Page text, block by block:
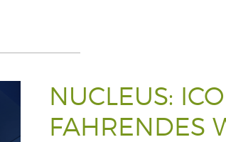
NUCLEUS:
FAHRENDES